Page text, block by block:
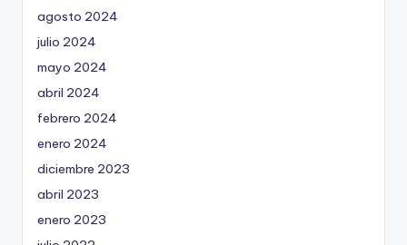
agosto 2024
julio 2024
mayo 2024
abril 2024
febrero 2024
enero 2024
diciembre 2023
abril 2023
enero 2023